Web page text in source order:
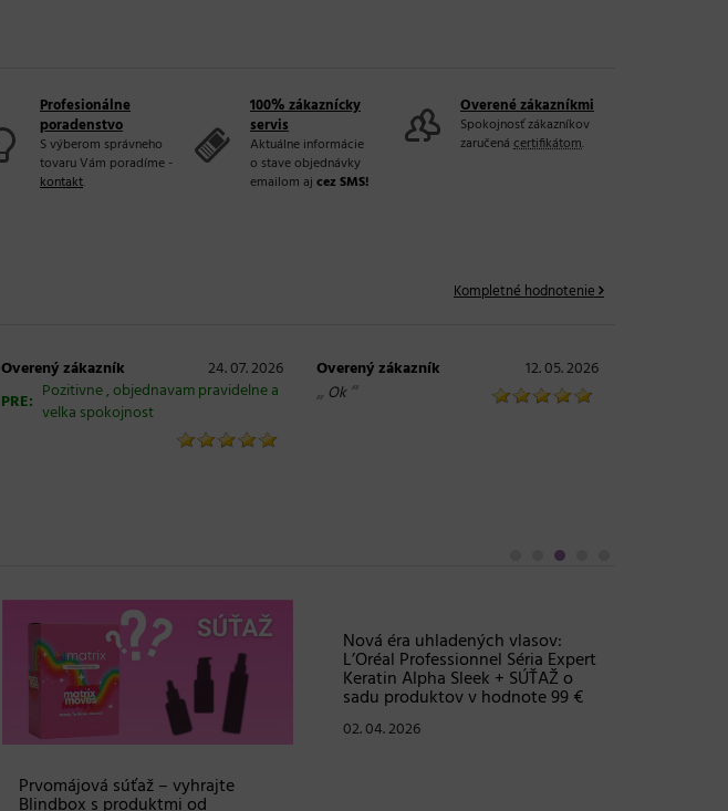
Profesionálne
poradenstvo
S výberom správneho
tovaru Vám poradíme -
kontakt.
100% zákaznícky
servis
Aktuálne informácie
o stave objednávky
emailom aj cez SMS!
Overené zákazníkmi
Spokojnosť zákazníkov
zaručená certifikátom.
Kompletné hodnotenie
Overený zákazník
24. 07. 2026
PRE: Pozitivne , objednavam pravidelne a
velka spokojnost
Overený zákazník 12. 05. 2026
„ Ok“
Prvomájová súťaž – vyhrajte